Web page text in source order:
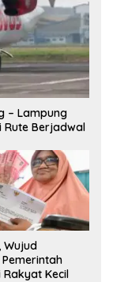
– Lampung
Rute Berjadwal
Wujud
Kecil